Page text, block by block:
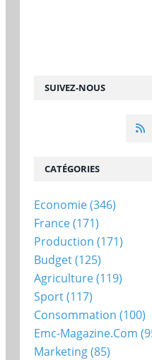
SUIVEZ-NOUS
CATÉGORIES
Economie(346)
France(171)
Production (171)
Budget(125)
Agriculture(119)
Sport(117)
Consommation (100)
Emc-Magazine.com
Marketing(85)